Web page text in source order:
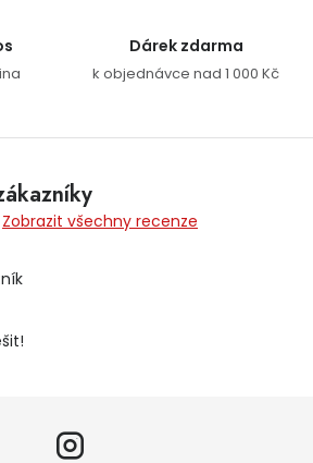
Dárek zdarma
k objednávce nad 1 000 Kč
Zobrazit všechny recenze